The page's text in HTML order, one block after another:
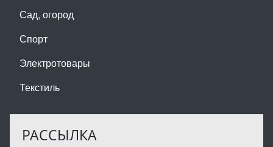
Сад, огород
Спорт
Электротовары
Текстиль
РАССЫЛКА